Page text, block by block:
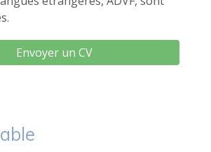
Envoyer un CV